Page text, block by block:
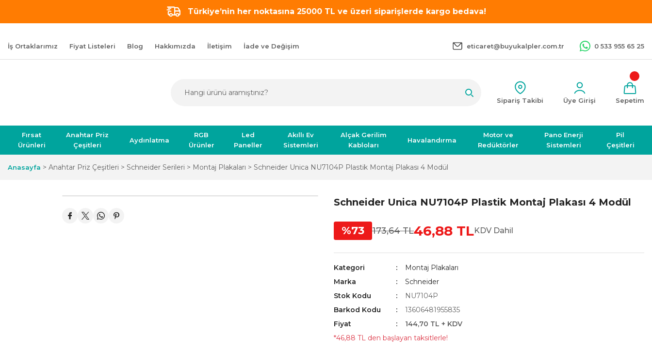
Türkiye’nin her noktasına 25000 TL ve üzeri siparişlerde kargo bedava!
İş Ortaklarımız Fiyat Listeleri Blog Hakkımızda İletişim İade ve Değişim eticaret@buyukalpler.com.tr 0 533 955 65 25
Sipariş Takibi Üye Girişi Sepetim
Fırsat
Ürünleri
Anahtar Priz
Çeşitleri
Aydınlatma
RGB
Ürünler
Led
Paneller
Akıllı Ev
Sistemleri
Alçak Gerilim
Kabloları
Havalandırma
Motor ve
Redüktörler
Pano Enerji
Sistemleri
Pil
Çeşitleri
Anasayfa Anahtar Priz Çeşitleri Schneider Serileri Montaj Plakaları Schneider Unica NU7104P Plastik Montaj Plakası 4 Modül
Schneider Unica NU7104P Plastik Montaj Plakası 4 Modül
%73 173,64 TL46,88 TLKDV Dahil
Kategori
Montaj Plakaları
Marka
Schneider
Stok Kodu
NU7104P
Barkod Kodu
13606481955835
Fiyat
144,70 TL + KDV
*46,88 TL den başlayan taksitlerle!